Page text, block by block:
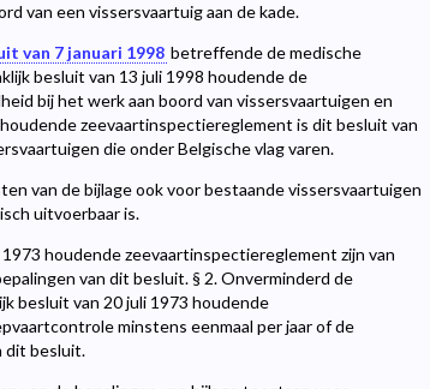
van een vissersvaartuig aan de kade.
van 7 januari 1998 betreffende de medische
besluit van 13 juli 1998 houdende de
bij het werk aan boord van vissersvaartuigen en
zeevaartinspectiereglement is dit besluit van
die onder Belgische vlag varen.
van de bijlage ook voor bestaande vissersvaartuigen
uitvoerbaar is.
houdende zeevaartinspectiereglement zijn van
van dit besluit. § 2. Onverminderd de
besluit van 20 juli 1973 houdende
minstens eenmaal per jaar of de
dit besluit.